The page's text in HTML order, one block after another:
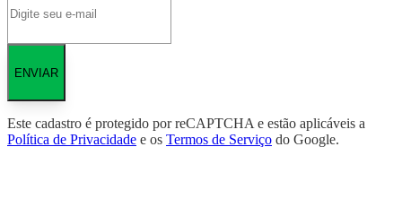
ENVIAR
Este cadastro é protegido por reCAPTCHA e estão aplicáveis a
Política de Privacidade e os Termos de Serviço do Google.